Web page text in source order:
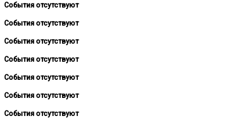
События отсутствуют
События отсутствуют
События отсутствуют
События отсутствуют
События отсутствуют
События отсутствуют
События отсутствуют